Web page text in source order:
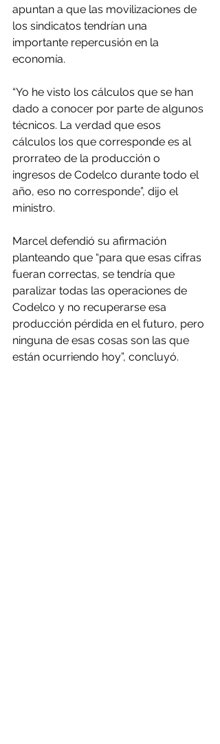
apuntan a que las movilizaciones de
los sindicatos tendrían una
importante repercusión en la
economía.
“Yo he visto los cálculos que se han
dado a conocer por parte de algunos
técnicos. La verdad que esos
cálculos los que corresponde es al
prorrateo de la producción o
ingresos de Codelco durante todo el
año, eso no corresponde”, dijo el
ministro.
Marcel defendió su afirmación
planteando que “para que esas cifras
fueran correctas, se tendría que
paralizar todas las operaciones de
Codelco y no recuperarse esa
producción pérdida en el futuro, pero
ninguna de esas cosas son las que
están ocurriendo hoy”, concluyó.